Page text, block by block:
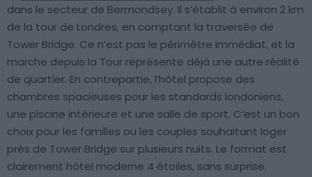
dans le secteur de Bermondsey. Il s’établit à environ 2 km
de la tour de Londres, en comptant la traversée de
Tower Bridge. Ce n’est pas le périmètre immédiat, et la
marche depuis la Tour représente déjà une autre réalité
de quartier. En contrepartie, l’hôtel propose des
chambres spacieuses pour les standards londoniens,
une piscine intérieure et une salle de sport. C’est un bon
choix pour les familles ou les couples souhaitant loger
près de Tower Bridge sur plusieurs nuits. Le format est
clairement hôtel moderne 4 étoiles, sans surprise.